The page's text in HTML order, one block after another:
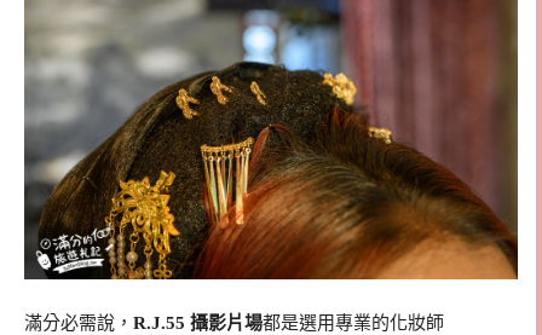
滿分必需說， R.J.55 攝影片場都是選用專業的化妝師